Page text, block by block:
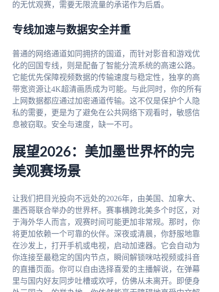
的无忧观赛，需要无限流量的承诺作为后盾。
专线加速与数据安全并重
普通的网络通道如同拥挤的国道，而针对影音和游戏优
化的回国专线，则是配备了智能分流系统的高速公路。
它能优先保障视频数据的传输速度与稳定性，独享的高
带宽资源让4K超清画质成为可能。与此同时，你的所有
上网数据都应通过加密通道传输。这不仅是保护个人隐
私的需要，更是为了避免在公共网络下观看时，敏感信
息被窃取。安全与速度，缺一不可。
展望2026：美加墨世界杯的完
美观赛场景
让我们把目光投向不远处的2026年，由美国、加拿大、
墨西哥联合举办的世界杯。赛事横跨北美多个时区，对
于海外华人而言，观赛时间可能更加非常规。那时，你
将更加依赖一个可靠的伙伴。深夜或清晨，你舒服地靠
在沙发上，打开手机或电视，启动加速器。它会自动为
你连接至最稳定的国内节点，瞬间解锁咪咕视频或抖音
的直播页面。你可以自由选择喜爱的主播解说，在弹幕
里与国内好友同步吐槽或欢呼，仿佛从未离开。即便身